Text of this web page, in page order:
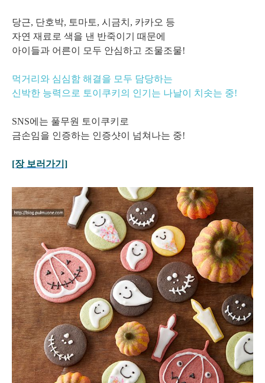
당근, 단호박, 토마토, 시금치, 카카오 등
자연 재료로 색을 낸 반죽이기 때문에
아이들과 어른이 모두 안심하고 조물조물!
먹거리와 심심함 해결을 모두 담당하는
신박한 능력으로 토이쿠키의 인기는 나날이 치솟는 중!
SNS에는 풀무원 토이쿠키로
금손임을 인증하는 인증샷이 넘쳐나는 중!
[장 보러가기]